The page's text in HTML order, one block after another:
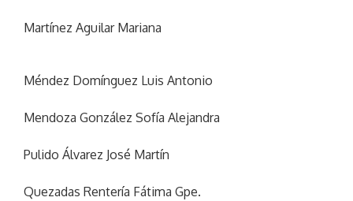
Martínez Aguilar Mariana
Méndez Domínguez Luis Antonio
Mendoza González Sofía Alejandra
Pulido Álvarez José Martín
Quezadas Rentería Fátima Gpe.